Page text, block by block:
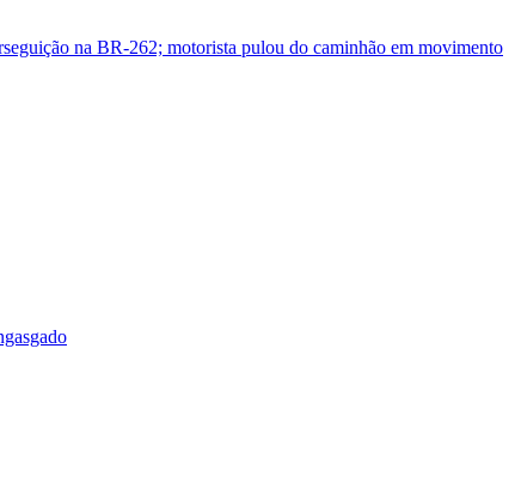
na BR-262; motorista pulou do caminhão em movimento